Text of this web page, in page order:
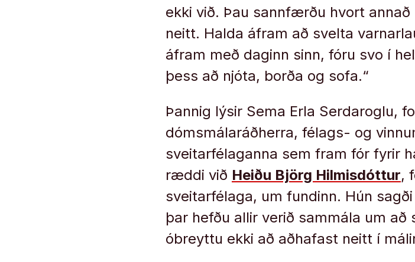
ekki við. Þau sannfærðu hvort
neitt. Halda áfram að svelta
áfram með daginn sinn, fóru svo í
þess að njóta, borða og sofa.“
Þannig lýsir Sema Erla Serdaroglu,
dómsmálaráðherra, félags- og
sveitarfélaganna sem fram fór fyrir
ræddi við Heiðu Björg Hilmisdóttur,
sveitarfélaga, um fundinn. Hún
þar hefðu allir verið sammála um
óbreyttu ekki að aðhafast neitt í